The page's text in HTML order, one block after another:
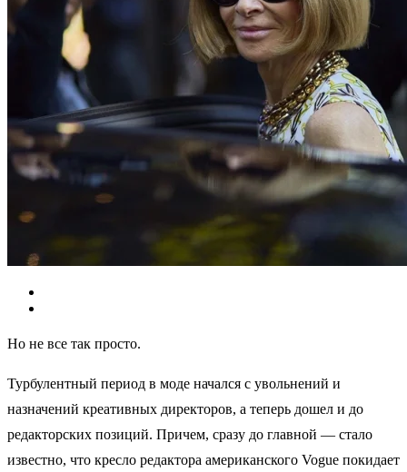
Но не все так просто.
Турбулентный период в моде начался с увольнений и
назначений креативных директоров, а теперь дошел и до
редакторских позиций. Причем, сразу до главной — стало
известно, что кресло редактора американского Vogue покидает